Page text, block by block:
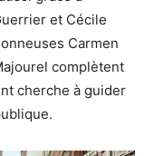
et Cécile
Carmen
complètent
cherche à guider